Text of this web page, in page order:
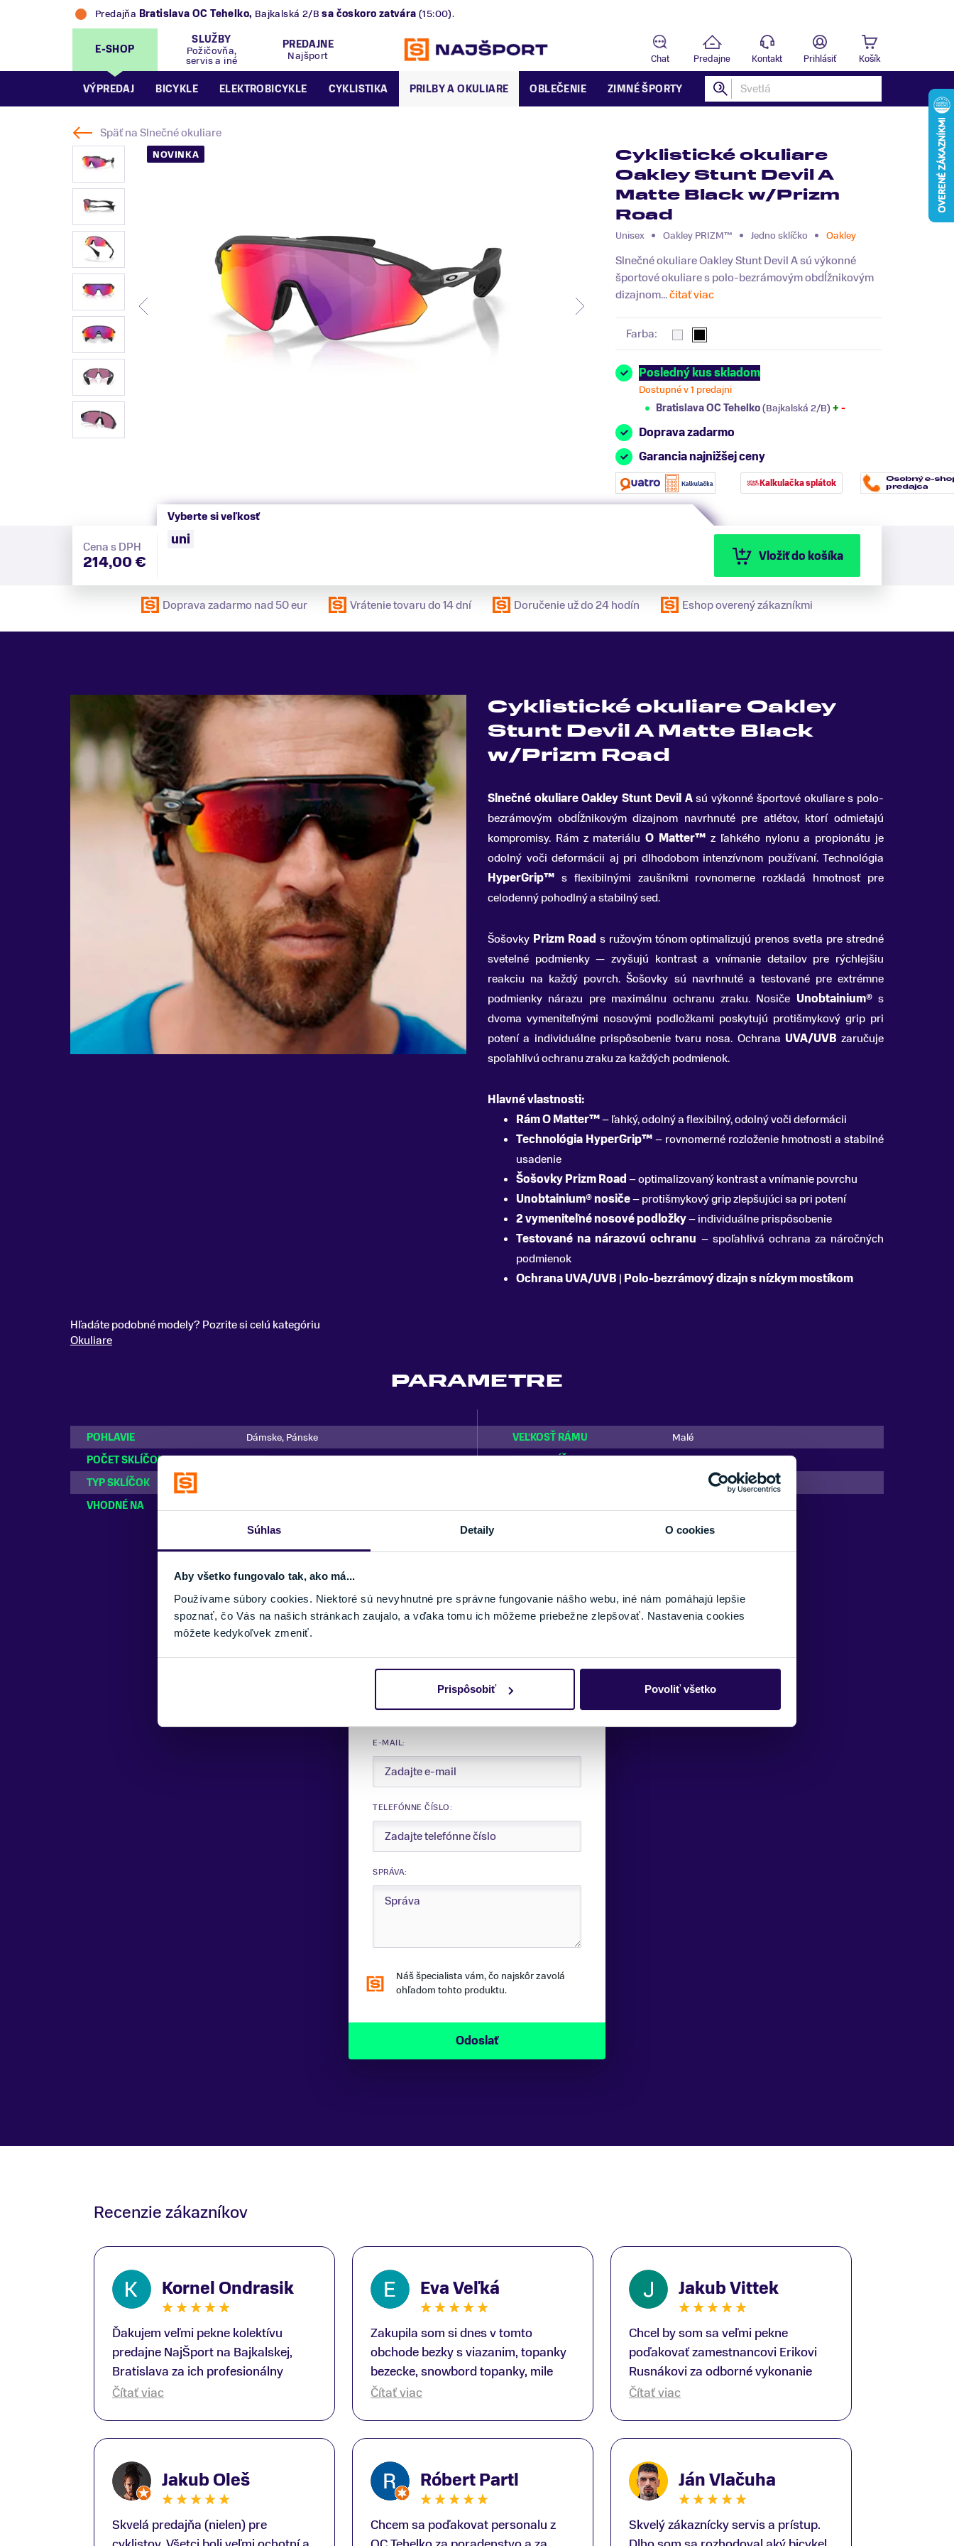
Súhlas Detaily O cookies
Aby všetko fungovalo tak, ako má...
Používame súbory cookies. Niektoré sú nevyhnutné pre správne fungovanie nášho webu, iné nám pomáhajú lepšie
spoznať, čo Vás na našich stránkach zaujalo, a vďaka tomu ich môžeme priebežne zlepšovať. Nastavenia cookies
môžete kedykoľvek zmeniť.
Prispôsobiť Povoliť všetko
Predajňa Bratislava OC Tehelko, Bajkalská 2/B sa čoskoro zatvára (15:00).
E-SHOP
SLUŽBY
Požičovňa,
servis a iné
PREDAJNE
Najšport
Chat Predajne Kontakt Prihlásiť Košík
VÝPREDAJ BICYKLE ELEKTROBICYKLE CYKLISTIKA PRILBY A OKULIARE OBLEČENIE ZIMNÉ ŠPORTY
Späť naSlnečné okuliare
NOVINKA
Cyklistické okuliare
Oakley Stunt Devil A
Matte Black w/Prizm
Road
Unisex Oakley PRIZM™ Jedno sklíčko Oakley
Slnečné okuliare Oakley Stunt Devil A sú výkonné
športové okuliare s polo-bezrámovým obdĺžnikovým
dizajnom...čitať viac
Farba:
Posledný kus skladom
Dostupné v 1 predajni
Bratislava OC Tehelko(Bajkalská 2/B) + -
Doprava zadarmo
Garancia najnižšej ceny
Kalkulačka splátok
Cena s DPH
214,00 €
Vyberte si veľkosť
uni
Vložiť do košíka
Doprava zadarmo nad 50 eur Vrátenie tovaru do 14 dní Doručenie už do 24 hodín Eshop overený zákazníkmi
Cyklistické okuliare Oakley
Stunt Devil A Matte Black
w/Prizm Road
Slnečné okuliare Oakley Stunt Devil Asú výkonné športové okuliare s polo-
bezrámovým obdĺžnikovým dizajnom navrhnuté pre atlétov, ktorí odmietajú
kompromisy. Rám z materiáluO Matter™ z ľahkého nylonu a propionátu je
odolný voči deformácii aj pri dlhodobom intenzívnom používaní. Technológia
HyperGrip™ s flexibilnými zaušníkmi rovnomerne rozkladá hmotnosť pre
celodenný pohodlný a stabilný sed.
Šošovky Prizm Road s ružovým tónom optimalizujú prenos svetla pre stredné
svetelné podmienky — zvyšujú kontrast a vnímanie detailov pre rýchlejšiu
reakciu na každý povrch. Šošovky sú navrhnuté a testované pre extrémne
podmienky nárazu pre maximálnu ochranu zraku. Nosiče Unobtainium®s
dvoma vymeniteľnými nosovými podložkami poskytujú protišmykový grip pri
potení a individuálne prispôsobenie tvaru nosa. Ochrana UVA/UVB zaručuje
spoľahlivú ochranu zraku za každých podmienok.
Hlavné vlastnosti:
Rám O Matter™– ľahký, odolný a flexibilný, odolný voči deformácii
Technológia HyperGrip™– rovnomerné rozloženie hmotnosti a stabilné
usadenie
Šošovky Prizm Road– optimalizovaný kontrast a vnímanie povrchu
Unobtainium® nosiče– protišmykový grip zlepšujúci sa pri potení
2 vymeniteľné nosové podložky– individuálne prispôsobenie
Testované na nárazovú ochranu – spoľahlivá ochrana za náročných
podmienok
Ochrana UVA/UVB | Polo-bezrámový dizajn s nízkym mostíkom
Hľadáte podobné modely? Pozrite si celú kategóriu
Okuliare
PARAMETRE
POHLAVIE Dámske, Pánske VEĽKOSŤ RÁMU
Malé
POČET SKLÍČOK
Jedno sklíčko TVAR SKLÍČOK
PRIZM
TYP SKLÍČOK
Čierna, Fialová
VHODNÉ NA
Potrebujete viac informácii?
E-MAIL:
TELEFÓNNE ČÍSLO:
SPRÁVA:
Náš špecialista vám, čo najskôr zavolá
ohľadom tohto produktu.
Recenzie zákazníkov
Kornel Ondrasik
Ďakujem veľmi pekne kolektívu
predajne NajŠport na Bajkalskej,
Bratislava za ich profesionálny
prístup k zákazníkom; Zvlášť
ako aj prilby.. všetko značka Atomic;
Pán Martin Guniš mi svojou
odbornosťou otvoril nové obzory a
dozvedel som sa, vďaka jeho
Čítať viac
Eva Veľká
Zakupila som si dnes v tomto
obchode bezky s viazanim, topanky
bezecke, snowbord topanky, mile
prekvapenie ako Peter, ktory nas
Čítať viac
Jakub Vittek
Chcel by som sa veľmi pekne
poďakovať zamestnancovi Erikovi
Rusnákovi za odborné vykonanie
bike-fittingu. Je to super človek na
otázky odpovedal bez zaváhania.
Ešte raz ďakujem.
Čítať viac
Jakub Oleš
Skvelá predajňa (nielen) pre
Róbert Partl
Chcem sa poďakovat personalu z
Ján Vlačuha
Skvelý zákaznícky servis a prístup.